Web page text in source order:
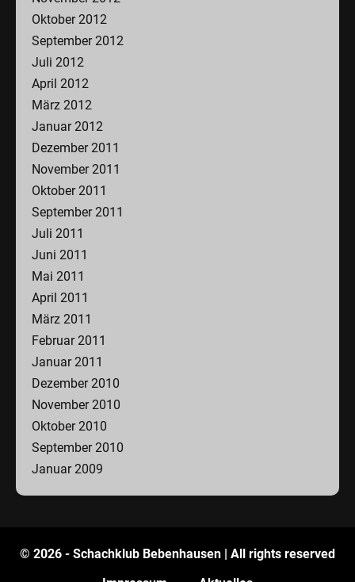
Oktober 2012
September 2012
Juli 2012
April 2012
März 2012
Januar 2012
Dezember 2011
November 2011
Oktober 2011
September 2011
Juli 2011
Juni 2011
Mai 2011
April 2011
März 2011
Februar 2011
Januar 2011
Dezember 2010
November 2010
Oktober 2010
September 2010
Januar 2009
© 2026 - Schachklub Bebenhausen | All rights reserved